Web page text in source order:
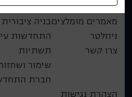
מגזין הבית
מאמרים מומלצים
ניוזלטר
צרו קשר
יזמות
בניה ציבורית
התחדשות
תשתיות
שימור ושחזור
חברת
הצהרת נגישות